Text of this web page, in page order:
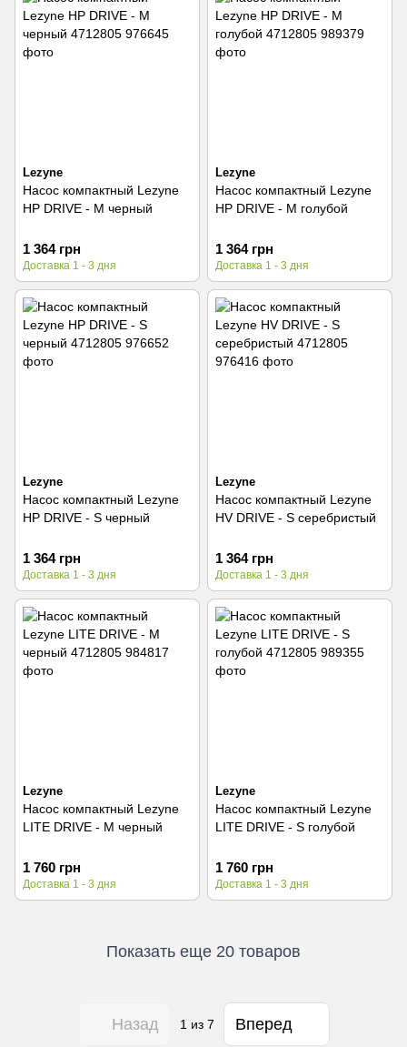
Lezyne
Насос компактный Lezyne
HP DRIVE - M черный
1 364 грн
Доставка 1 - 3 дня
Lezyne
Насос компактный Lezyne
HP DRIVE - M голубой
1 364 грн
Доставка 1 - 3 дня
Lezyne
Насос компактный Lezyne
HP DRIVE - S черный
1 364 грн
Доставка 1 - 3 дня
Lezyne
Насос компактный Lezyne
HV DRIVE - S серебристый
1 364 грн
Доставка 1 - 3 дня
Lezyne
Насос компактный Lezyne
LITE DRIVE - M черный
1 760 грн
Доставка 1 - 3 дня
Lezyne
Насос компактный Lezyne
LITE DRIVE - S голубой
1 760 грн
Доставка 1 - 3 дня
Показать еще 20 товаров
Назад 1 из 7 Вперед